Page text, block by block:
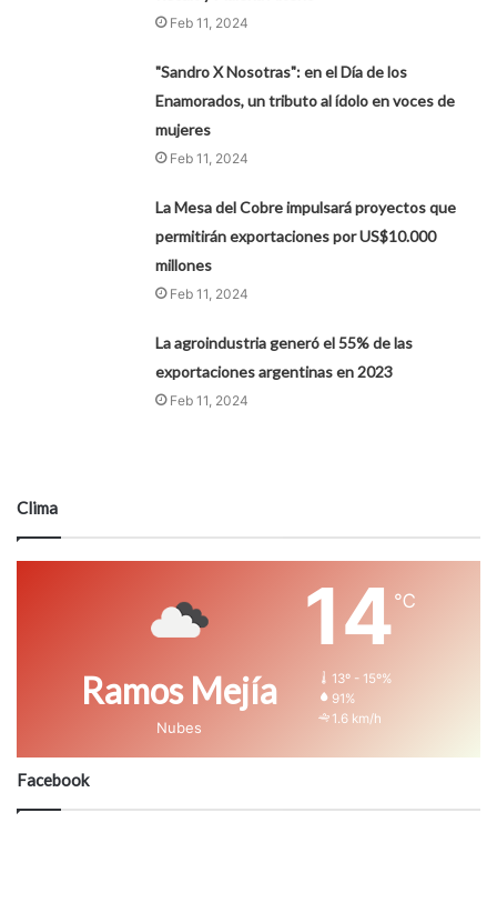
Feb 11, 2024
"Sandro X Nosotras": en el Día de los
Enamorados, un tributo al ídolo en voces de
mujeres
Feb 11, 2024
La Mesa del Cobre impulsará proyectos que
permitirán exportaciones por US$10.000
millones
Feb 11, 2024
La agroindustria generó el 55% de las
exportaciones argentinas en 2023
Feb 11, 2024
Clima
Ramos Mejía
Nubes
14℃
13º - 15º%
91%
1.6 km/h
Facebook